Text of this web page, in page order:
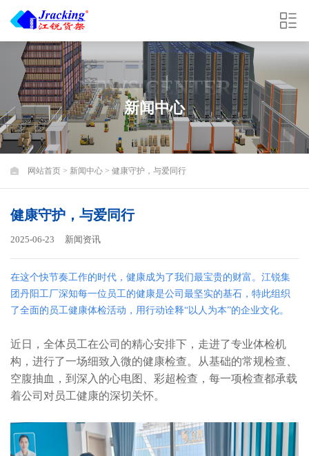
NEWS CENTER
新闻中心
网站首页 > 新闻中心 > 健康守护，与爱同行
健康守护，与爱同行
2025-06-23 新闻资讯
在这个快节奏工作的时代，健康成为了我们最宝贵的财富。江锐集
团丹阳工厂深知每一位员工的健康是公司最坚实的基石，特此组织
了全面的员工健康体检活动，用行动诠释“以人为本”的企业文化。
近日，全体员工在公司的精心安排下，走进了专业体检机
构，进行了一场细致入微的健康检查。从基础的常规检查、
空腹抽血，到深入的心电图、彩超检查，每一项检查都承载
着公司对员工健康的深切关怀。